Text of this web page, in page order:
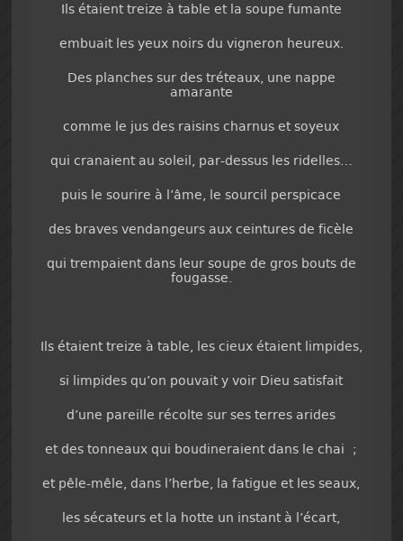
Ils étaient treize à table et la soupe fumante
embuait les yeux noirs du vigneron heureux.
Des planches sur des tréteaux, une nappe
amarante
comme le jus des raisins charnus et soyeux
qui cranaient au soleil, par-dessus les ridelles…
puis le sourire à l’âme, le sourcil perspicace
des braves vendangeurs aux ceintures de ficèle
qui trempaient dans leur soupe de gros bouts de
fougasse.
Ils étaient treize à table, les cieux étaient limpides,
si limpides qu’on pouvait y voir Dieu satisfait
d’une pareille récolte sur ses terres arides
et des tonneaux qui boudineraient dans le chai ;
et pêle-mêle, dans l’herbe, la fatigue et les seaux,
les sécateurs et la hotte un instant à l’écart,